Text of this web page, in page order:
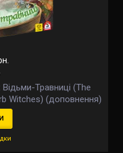
Травниці (The
Witches) (доповнення)